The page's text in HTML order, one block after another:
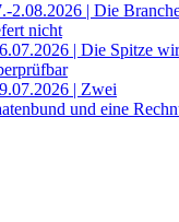
| Die
nicht
| Die Spitze
| Zwei
und eine